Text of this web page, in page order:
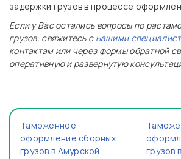
задержки грузов в процессе
Если у Вас остались вопросы по
грузов, свяжитесь с нашими
контактам или через формы обратной
оперативную и развернутую
Таможенное
оформление сборных
грузов в Амурской
грузов